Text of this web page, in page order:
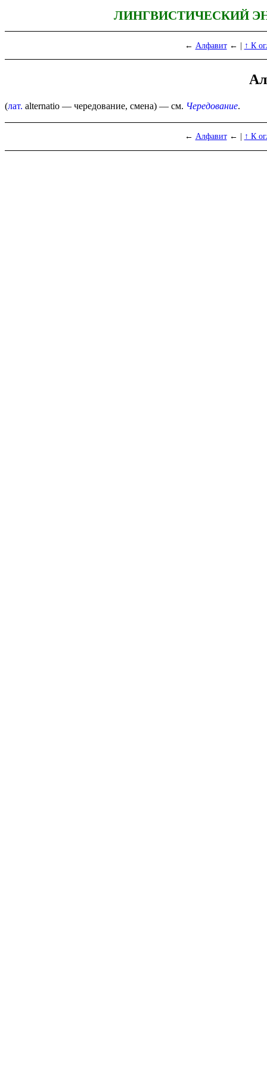
ЛИНГВИСТИЧЕСКИЙ
← Алфавит← | ↑ К
(лат. alternatio — чередование, смена) — см. Чередование.
← Алфавит← | ↑ К